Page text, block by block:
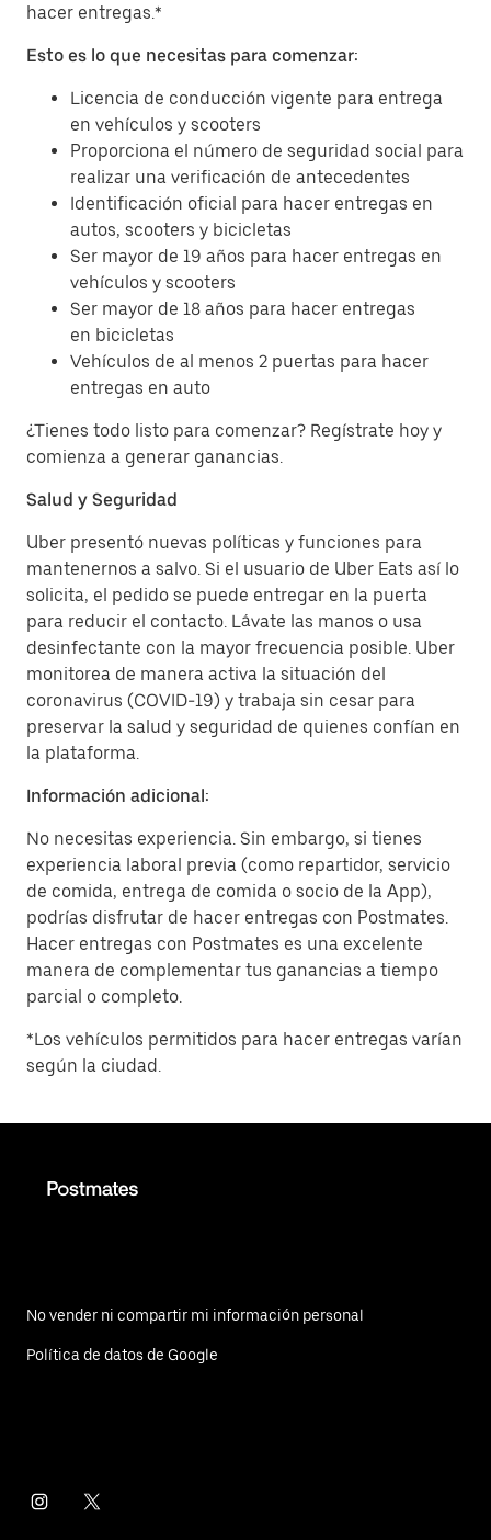
hacer entregas.*
Esto es lo que necesitas para comenzar:
Licencia de conducción vigente para entrega
en vehículos y scooters
Proporciona el número de seguridad social para
realizar una verificación de antecedentes
Identificación oficial para hacer entregas en
autos, scooters y bicicletas
Ser mayor de 19 años para hacer entregas en
vehículos y scooters
Ser mayor de 18 años para hacer entregas
en bicicletas
Vehículos de al menos 2 puertas para hacer
entregas en auto
¿Tienes todo listo para comenzar? Regístrate hoy y
comienza a generar ganancias.
Salud y Seguridad
Uber presentó nuevas políticas y funciones para
mantenernos a salvo. Si el usuario de Uber Eats así lo
solicita, el pedido se puede entregar en la puerta
para reducir el contacto. Lávate las manos o usa
desinfectante con la mayor frecuencia posible. Uber
monitorea de manera activa la situación del
coronavirus (COVID-19) y trabaja sin cesar para
preservar la salud y seguridad de quienes confían en
la plataforma.
Información adicional:
No necesitas experiencia. Sin embargo, si tienes
experiencia laboral previa (como repartidor, servicio
de comida, entrega de comida o socio de la App),
podrías disfrutar de hacer entregas con Postmates.
Hacer entregas con Postmates es una excelente
manera de complementar tus ganancias a tiempo
parcial o completo.
*Los vehículos permitidos para hacer entregas varían
según la ciudad.
No vender ni compartir mi información personal
Política de datos de Google